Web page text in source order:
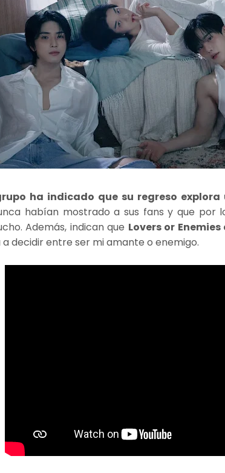
ha indicado que su regreso
habían mostrado a sus fans y que por
Además, indican que Lovers or
decidir entre ser mi amante o enemigo.